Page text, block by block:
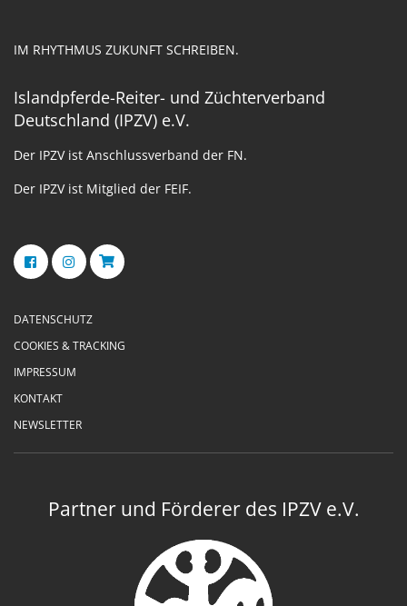
IM RHYTHMUS ZUKUNFT SCHREIBEN.
Islandpferde-Reiter- und Züchterverband
Deutschland (IPZV) e.V.
Der IPZV ist Anschlussverband der FN.
Der IPZV ist Mitglied der FEIF.
DATENSCHUTZ
COOKIES & TRACKING
IMPRESSUM
KONTAKT
NEWSLETTER
Partner und Förderer des IPZV e.V.